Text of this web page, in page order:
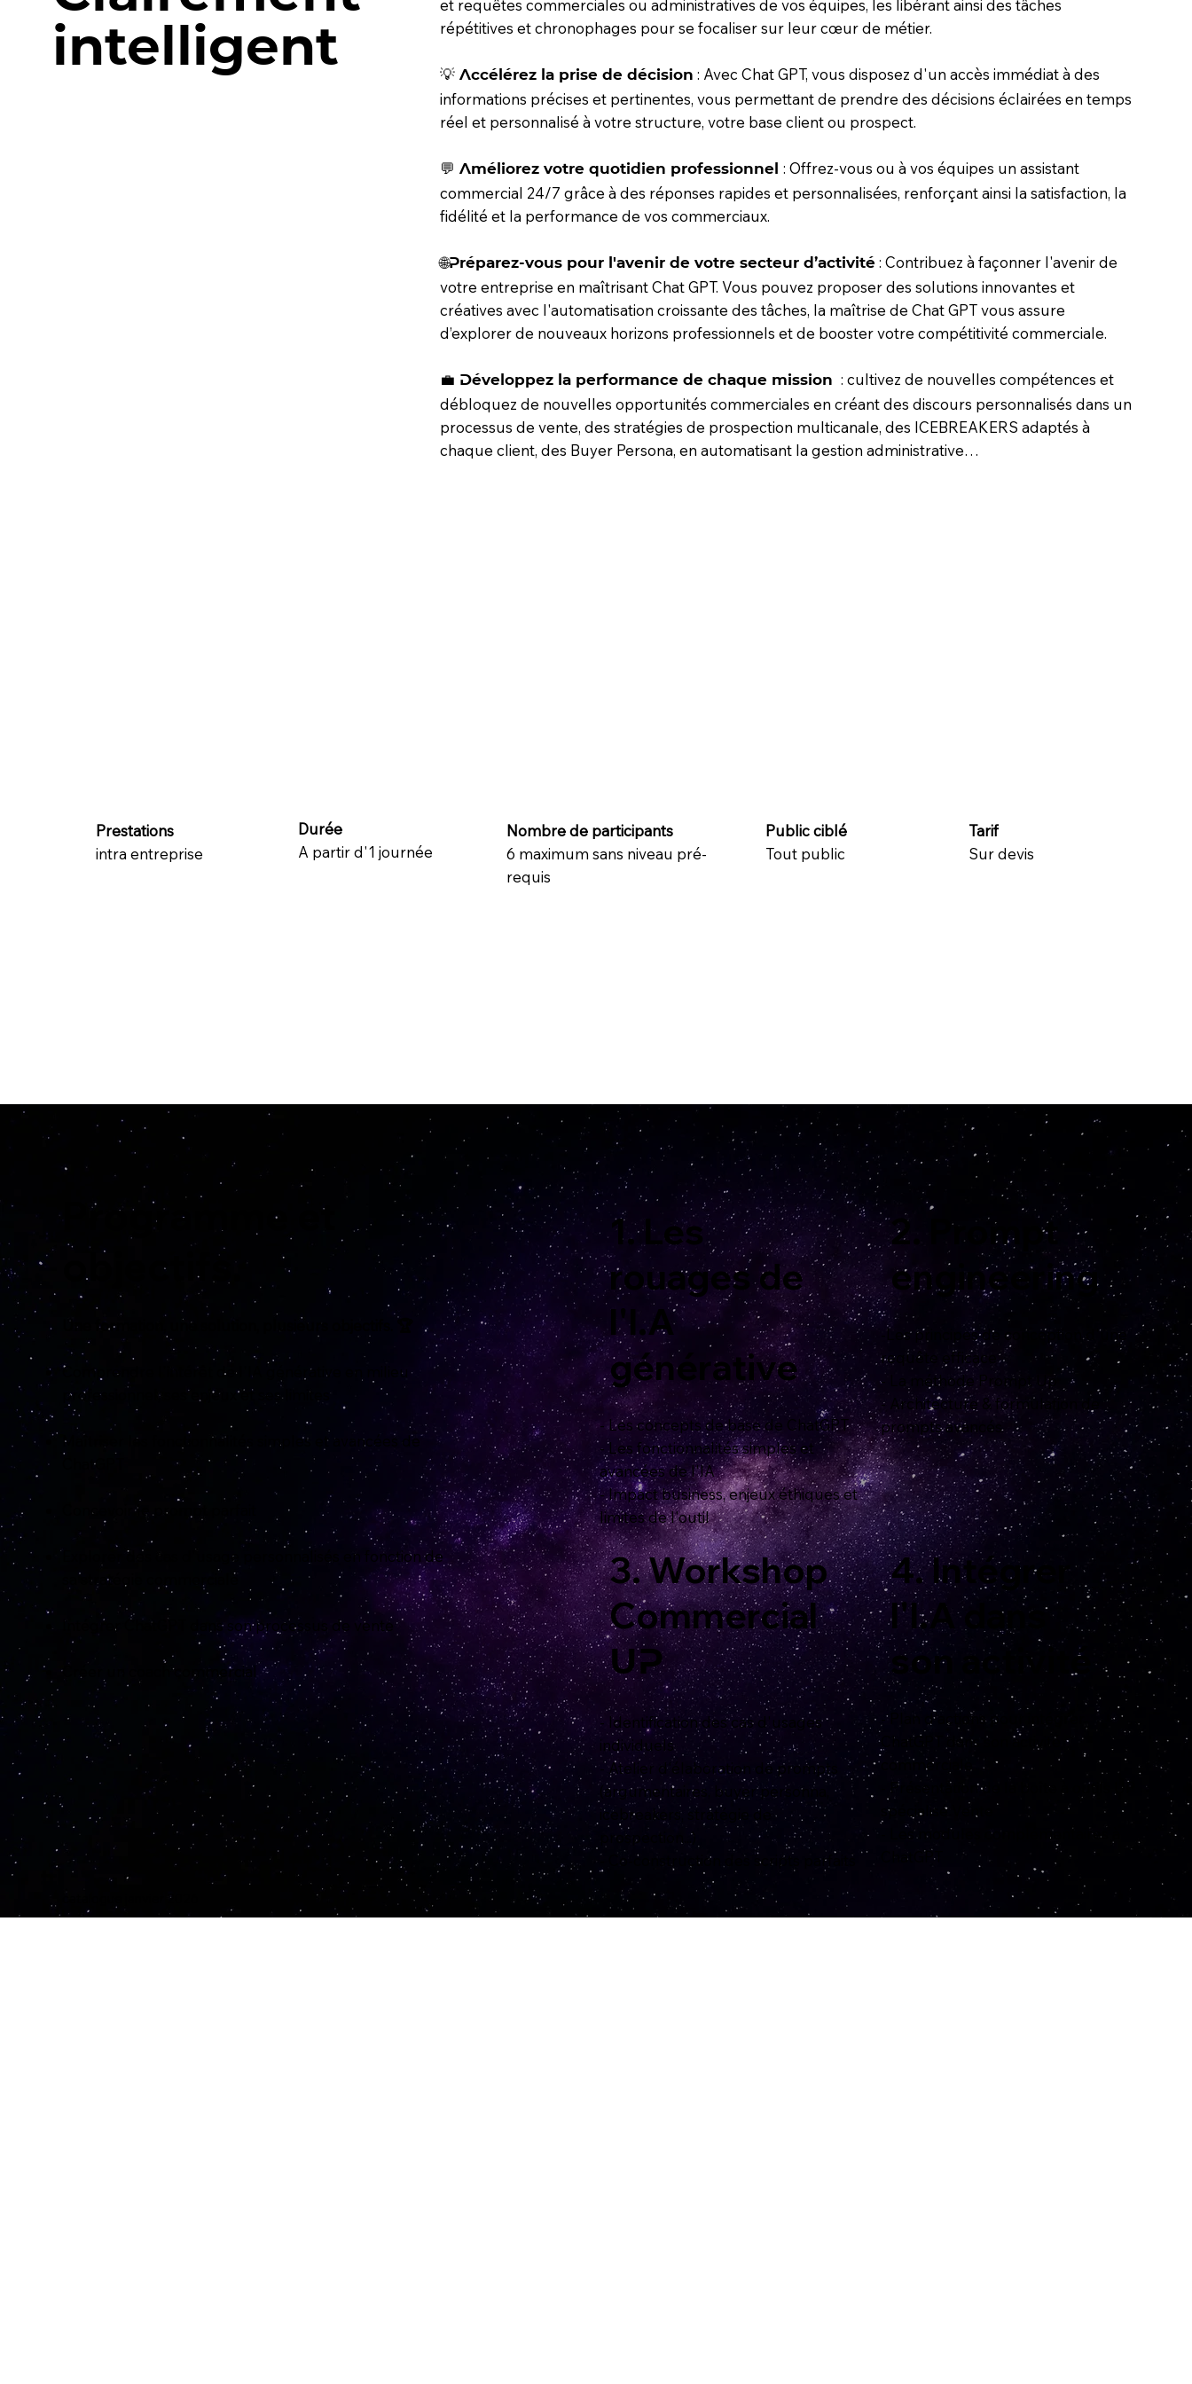
intelligent
intelligent
et requêtes commerciales ou administratives de vos équipes, les libérant ainsi des tâches
répétitives et chronophages pour se focaliser sur leur cœur de métier.
💡 Accélérez la prise de décision : Avec Chat GPT, vous disposez d'un accès immédiat à des
informations précises et pertinentes, vous permettant de prendre des décisions éclairées en temps
réel et personnalisé à votre structure, votre base client ou prospect.
💬 Améliorez votre quotidien professionnel: Offrez-vous ou à vos équipes un assistant
commercial 24/7 grâce à des réponses rapides et personnalisées, renforçant ainsi la satisfaction, la
fidélité et la performance de vos commerciaux.
🌐Préparez-vous pour l'avenir de votre secteur d’activité : Contribuez à façonner l'avenir de
votre entreprise en maîtrisant Chat GPT. Vous pouvez proposer des solutions innovantes et
créatives avec l'automatisation croissante des tâches, la maîtrise de Chat GPT vous assure
d’explorer de nouveaux horizons professionnels et de booster votre compétitivité commerciale.
💼 Développez la performance de chaque mission
: cultivez de nouvelles compétences et
débloquez de nouvelles opportunités commerciales en créant des discours personnalisés dans un
processus de vente, des stratégies de prospection multicanale, des ICEBREAKERS adaptés à
chaque client, des Buyer Persona, en automatisant la gestion administrative…
Prestations
intra entreprise
Durée
A partir d'1 journée
Nombre de participants
6 maximum sans niveau pré-
requis
Public ciblé
Tout public
Tarif
Sur devis
1. Les
rouages de
l'I.A
générative
- Les concepts de base de ChatGPT
- Les fonctionnalités simples et
avancées de l'IA
- Impact business, enjeux éthiques et
limites de l'outil
2. Prompt
engineering
-Les principes de conception d'une
requête efficace
- La méthode Prompt Up
- Architecture & formulation de
prompts avancés
3. Workshop
Commercial
UP
- Identification des cas d'usages
individuels
- Atelier d'élaboration de prompts
(argumentaires, buyer personna,
icebreakers, stratégie de
prospection...)
- Co-construction des scripts parfaits
4. Intégrer
l'I.A dans
son activité
- Plan d'actions pour intégrer
ChatGPT dans son activité
commerciale
- Présentation de la boîte à outils UP
spécialisé Vente
- Les modules complémentaires à
ChatGPT
Programme et
objectifs.
Une formation, une solution, plusieurs objectifs. 🏆
Comprendre l'intérêt de l'IA générative en milieu
professionnel, ses enjeux et ses limites
Maîtriser les fonctionnalités simples et avancées de
ChatGPT
Concevoir le prompt parfait
Explorer des cas d'usage personnalisés en fonction de
sa stratégie commerciale
Intégrer ChatGPT dans son processus de vente
Créer un coach commercial
catalogue janvier 2026